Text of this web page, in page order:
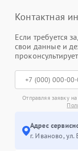
Контактная
Если требуется
свои данные и
Отправляя заявку
Адрес
г. Иваново, ул.